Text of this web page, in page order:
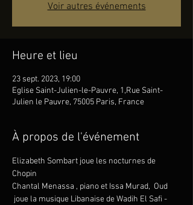
Voir autres événements
Heure et lieu
23 sept. 2023, 19:00
Eglise Saint-Julien-le-Pauvre, 1,Rue Saint-
Julien le Pauvre, 75005 Paris, France
À propos de l'événement
Elizabeth Sombart joue les nocturnes de
Chopin
Chantal Menassa , piano et Issa Murad,  Oud
joue la musique Libanaise de Wadih El Safi -